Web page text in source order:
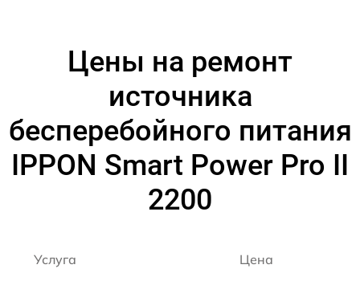
Цены на ремонт
источника
бесперебойного питания
IPPON Smart Power Pro II
2200
Услуга Цена